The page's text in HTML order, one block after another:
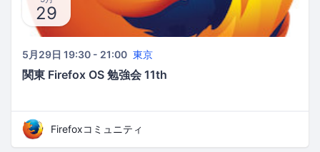
29
5月29日 19:30 - 21:00 東京
関東 Firefox OS 勉強会 11th
Firefoxコミュニティ